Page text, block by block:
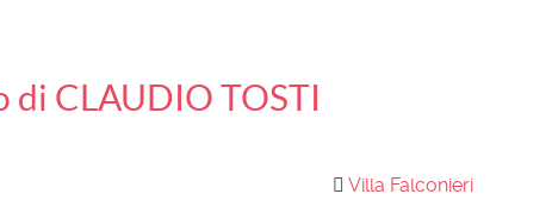
CLAUDIO TOSTI
Villa Falconieri